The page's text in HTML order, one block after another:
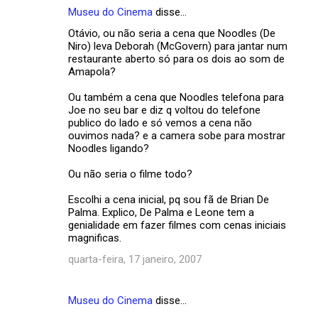
Museu do Cinema disse…
Otávio, ou não seria a cena que Noodles (De
Niro) leva Deborah (McGovern) para jantar num
restaurante aberto só para os dois ao som de
Amapola?
Ou também a cena que Noodles telefona para
Joe no seu bar e diz q voltou do telefone
publico do lado e só vemos a cena não
ouvimos nada? e a camera sobe para mostrar
Noodles ligando?
Ou não seria o filme todo?
Escolhi a cena inicial, pq sou fã de Brian De
Palma. Explico, De Palma e Leone tem a
genialidade em fazer filmes com cenas iniciais
magnificas.
quarta-feira, 17 janeiro, 2007
Museu do Cinema disse…